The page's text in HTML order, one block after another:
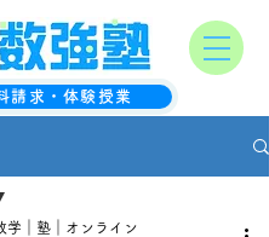
数強塾
学克服塾
請求・体験授業
学｜塾｜オンライン